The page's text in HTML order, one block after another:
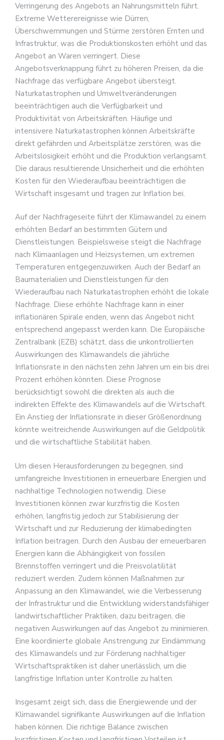
Verringerung des Angebots an Nahrungsmitteln führt.
Extreme Wetterereignisse wie Dürren,
Überschwemmungen und Stürme zerstören Ernten und
Infrastruktur, was die Produktionskosten erhöht und das
Angebot an Waren verringert. Diese
Angebotsverknappung führt zu höheren Preisen, da die
Nachfrage das verfügbare Angebot übersteigt.
Naturkatastrophen und Umweltveränderungen
beeinträchtigen auch die Verfügbarkeit und
Produktivität von Arbeitskräften. Häufige und
intensivere Naturkatastrophen können Arbeitskräfte
direkt gefährden und Arbeitsplätze zerstören, was die
Arbeitslosigkeit erhöht und die Produktion verlangsamt.
Die daraus resultierende Unsicherheit und die erhöhten
Kosten für den Wiederaufbau beeinträchtigen die
Wirtschaft insgesamt und tragen zur Inflation bei.
Auf der Nachfrageseite führt der Klimawandel zu einem
erhöhten Bedarf an bestimmten Gütern und
Dienstleistungen. Beispielsweise steigt die Nachfrage
nach Klimaanlagen und Heizsystemen, um extremen
Temperaturen entgegenzuwirken. Auch der Bedarf an
Baumaterialien und Dienstleistungen für den
Wiederaufbau nach Naturkatastrophen erhöht die lokale
Nachfrage. Diese erhöhte Nachfrage kann in einer
inflationären Spirale enden, wenn das Angebot nicht
entsprechend angepasst werden kann. Die Europäische
Zentralbank (EZB) schätzt, dass die unkontrollierten
Auswirkungen des Klimawandels die jährliche
Inflationsrate in den nächsten zehn Jahren um ein bis drei
Prozent erhöhen könnten. Diese Prognose
berücksichtigt sowohl die direkten als auch die
indirekten Effekte des Klimawandels auf die Wirtschaft.
Ein Anstieg der Inflationsrate in dieser Größenordnung
könnte weitreichende Auswirkungen auf die Geldpolitik
und die wirtschaftliche Stabilität haben.
Um diesen Herausforderungen zu begegnen, sind
umfangreiche Investitionen in erneuerbare Energien und
nachhaltige Technologien notwendig. Diese
Investitionen können zwar kurzfristig die Kosten
erhöhen, langfristig jedoch zur Stabilisierung der
Wirtschaft und zur Reduzierung der klimabedingten
Inflation beitragen. Durch den Ausbau der erneuerbaren
Energien kann die Abhängigkeit von fossilen
Brennstoffen verringert und die Preisvolatilität
reduziert werden. Zudem können Maßnahmen zur
Anpassung an den Klimawandel, wie die Verbesserung
der Infrastruktur und die Entwicklung widerstandsfähiger
landwirtschaftlicher Praktiken, dazu beitragen, die
negativen Auswirkungen auf das Angebot zu minimieren.
Eine koordinierte globale Anstrengung zur Eindämmung
des Klimawandels und zur Förderung nachhaltiger
Wirtschaftspraktiken ist daher unerlässlich, um die
langfristige Inflation unter Kontrolle zu halten.
Insgesamt zeigt sich, dass die Energiewende und der
Klimawandel signifikante Auswirkungen auf die Inflation
haben können. Die richtige Balance zwischen